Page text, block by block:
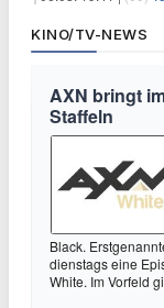
KINO/TV-NEWS
AXN bringt
Staffeln
Black.
dienstags eine
White. Im Vorfeld